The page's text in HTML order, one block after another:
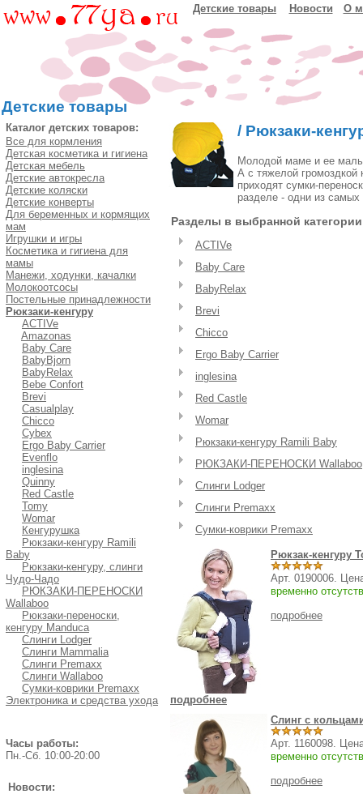
Детские товары
Детские товары Новости О
Каталог детских товаров:
Все для кормления
Детская косметика и гигиена
Детская мебель
Детские автокресла
Детские коляски
Детские конверты
Для беременных и кормящих
мам
Игрушки и игры
Косметика и гигиена для
мамы
Манежи, ходунки, качалки
Молокоотсосы
Постельные принадлежности
Рюкзаки-кенгуру
ACTIVe
Amazonas
Baby Care
BabyBjorn
BabyRelax
Bebe Confort
Brevi
Casualplay
Chicco
Cybex
Ergo Baby Carrier
Evenflo
inglesina
Quinny
Red Castle
Tomy
Womar
Кенгурушка
Рюкзаки-кенгуру Ramili
Baby
Рюкзаки-кенгуру, слинги
Чудо-Чадо
РЮКЗАКИ-ПЕРЕНОСКИ
Wallaboo
Рюкзаки-переноски,
кенгуру Manduca
Слинги Lodger
Слинги Mammalia
Слинги Premaxx
Слинги Wallaboo
Сумки-коврики Premaxx
Электроника и средства ухода
Часы работы:
Пн.-Cб. 10:00-20:00
Новости:
/ Рюкзаки-
Молодой маме и ее
А с тяжелой громоздкой
приходят сумки-
разделе - одни из
Разделы в выбранной
ACTIVe
Baby Care
BabyRelax
Brevi
Chicco
Ergo Baby Carrier
inglesina
Red Castle
Womar
Рюкзаки-кенгуру Ramili Baby
РЮКЗАКИ-ПЕРЕНОСКИ Wallaboo
Слинги Lodger
Слинги Premaxx
Сумки-коврики Premaxx
подробнее
Рюкзак-кенгуру
Арт. 0190006.
временно
подробнее
Слинг с
Арт. 1160098.
временно
подробнее